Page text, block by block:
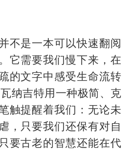
不是一本可以快速翻阅
它需要我们慢下来，在
的文字中感受生命流转
纳吉特用一种极简、克
触提醒着我们：无论未
，只要我们还保有对自
要古老的智慧还能在代